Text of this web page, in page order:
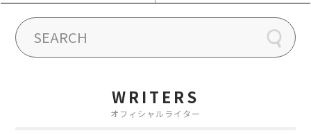
WRITERS
オフィシャルライター